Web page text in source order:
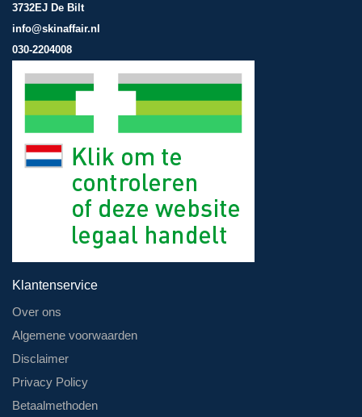
3732EJ De Bilt
info@skinaffair.nl
030-2204008
Klantenservice
Over ons
Algemene voorwaarden
Disclaimer
Privacy Policy
Betaalmethoden